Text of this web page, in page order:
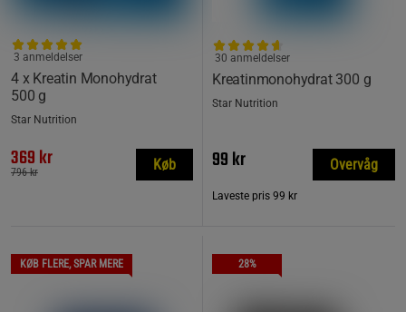
4 x Kreatin Monohydrat
500 g
3 anmeldelser
Star Nutrition
369 kr
796 kr Køb
Kreatinmonohydrat 300 g
30 anmeldelser
Star Nutrition
99 kr
Laveste pris 99 kr
Overvåg
KØB FLERE, SPAR MERE 28%